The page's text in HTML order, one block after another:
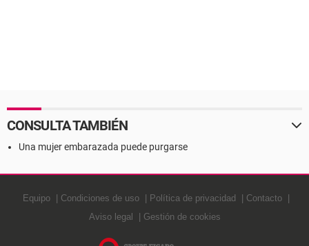
CONSULTA TAMBIÉN
Una mujer embarazada puede purgarse
Equipo Condiciones de uso Política de privacidad
Contacto
Aviso legal
Gestión de cookies